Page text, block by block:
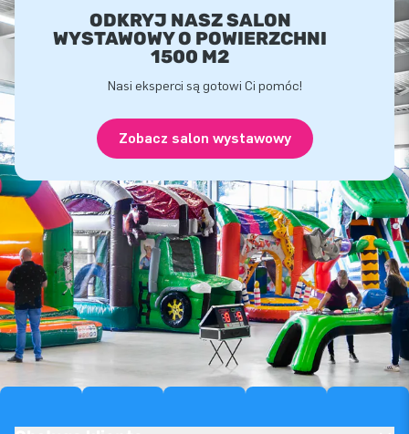
ODKRYJ NASZ SALON
WYSTAWOWY O POWIERZCHNI
1500 M2
Nasi eksperci są gotowi Ci pomóc!
Zobacz salon wystawowy